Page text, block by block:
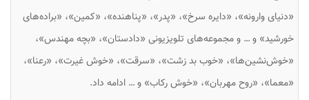
«دنیای وارونه»، «دایره سرخ»، «پدر»، «پناهنده»، «کمین»، «براده‌های
خورشید» و … و مجموعه‌های تلویزیونی «دادستان»، «بچه مهندس»،
«خوش‌نشین‌ها»، «خوب بد زشت»، «سرقت»، «خوش غیرت»، «رعنا»،
«معما»، «روح مهربان»، «خوش رکاب» و … ادامه داد.